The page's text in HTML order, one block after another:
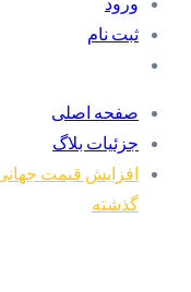
ثبت نام
صفحه اصلی
جزئیات بلاگ
گذشته